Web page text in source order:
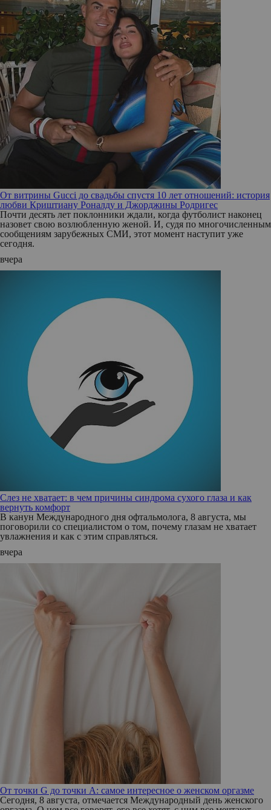
От витрины Gucci до свадьбы спустя 10 лет отношений: история
любви Криштиану Роналду и Джорджины Родригес
Почти десять лет поклонники ждали, когда футболист наконец
назовет свою возлюбленную женой. И, судя по многочисленным
сообщениям зарубежных СМИ, этот момент наступит уже
сегодня.
вчера
Слез не хватает: в чем причины синдрома сухого глаза и как
вернуть комфорт
В канун Международного дня офтальмолога, 8 августа, мы
поговорили со специалистом о том, почему глазам не хватает
увлажнения и как с этим справляться.
вчера
От точки G до точки A: самое интересное о женском оргазме
Сегодня, 8 августа, отмечается Международный день женского